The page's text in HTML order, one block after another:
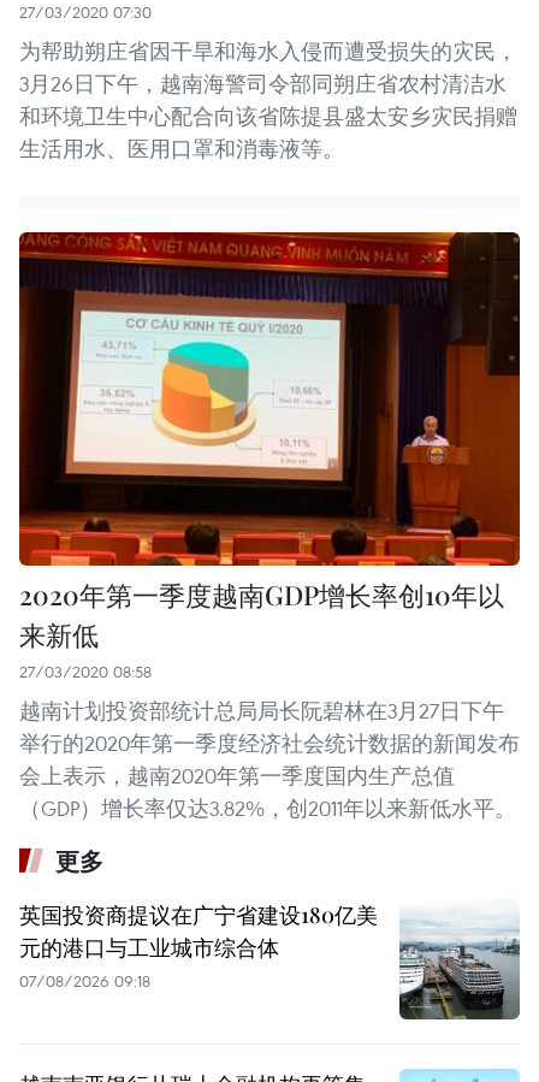
27/03/2020 07:30
为帮助朔庄省因干旱和海水入侵而遭受损失的灾民，
3月26日下午，越南海警司令部同朔庄省农村清洁水
和环境卫生中心配合向该省陈提县盛太安乡灾民捐赠
生活用水、医用口罩和消毒液等。
2020年第一季度越南GDP增长率创10年以
来新低
27/03/2020 08:58
越南计划投资部统计总局局长阮碧林在3月27日下午
举行的2020年第一季度经济社会统计数据的新闻发布
会上表示，越南2020年第一季度国内生产总值
（GDP）增长率仅达3.82%，创2011年以来新低水平。
更多
英国投资商提议在广宁省建设180亿美
元的港口与工业城市综合体
07/08/2026 09:18